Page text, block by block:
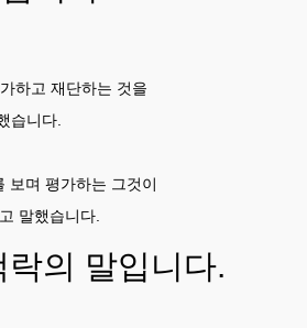
하고 재단하는 것을
습니다.
보며 평가하는 그것이
말했습니다.
락의 말입니다.